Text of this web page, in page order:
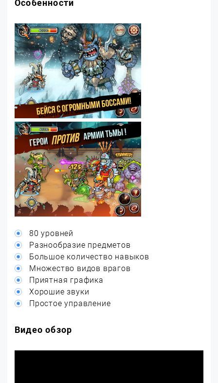
Особенности
80 уровней
Разнообразие предметов
Большое количество навыков
Множество видов врагов
Приятная графика
Хорошие звуки
Простое управление
Видео обзор